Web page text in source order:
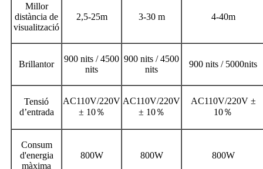
Millor
distància de
visualització
2,5-25m 3-30 m 4-40m
Brillantor
900 nits / 4500
nits
900 nits / 4500
nits
900 nits / 5000nits
Tensió
d’entrada
AC110V/220V
± 10％
AC110V/220V
± 10％
AC110V/220V ±
10％
Consum
d'energia
màxima
800W 800W 800W